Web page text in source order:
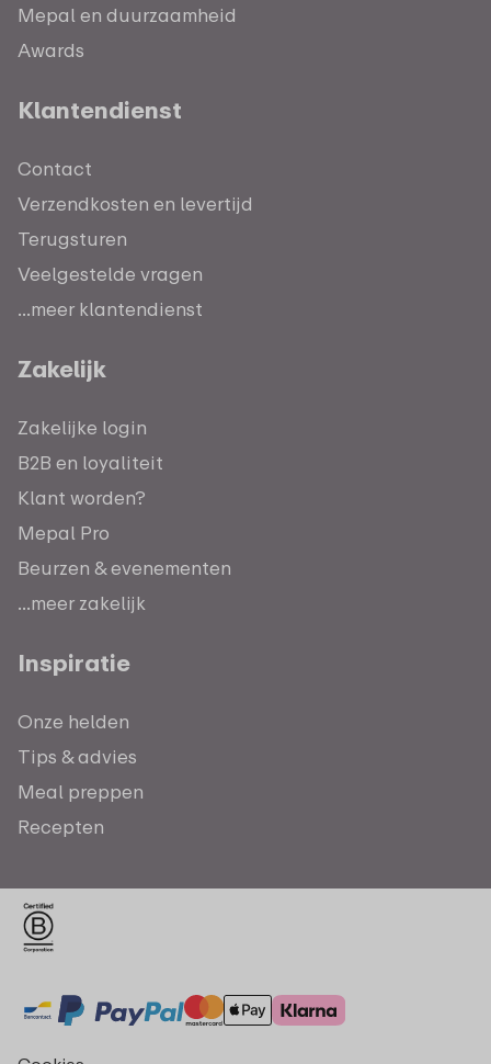
Mepal en duurzaamheid
Awards
Klantendienst
Contact
Verzendkosten en levertijd
Terugsturen
Veelgestelde vragen
...meer klantendienst
Zakelijk
Zakelijke login
B2B en loyaliteit
Klant worden?
Mepal Pro
Beurzen & evenementen
...meer zakelijk
Inspiratie
Onze helden
Tips & advies
Meal preppen
Recepten